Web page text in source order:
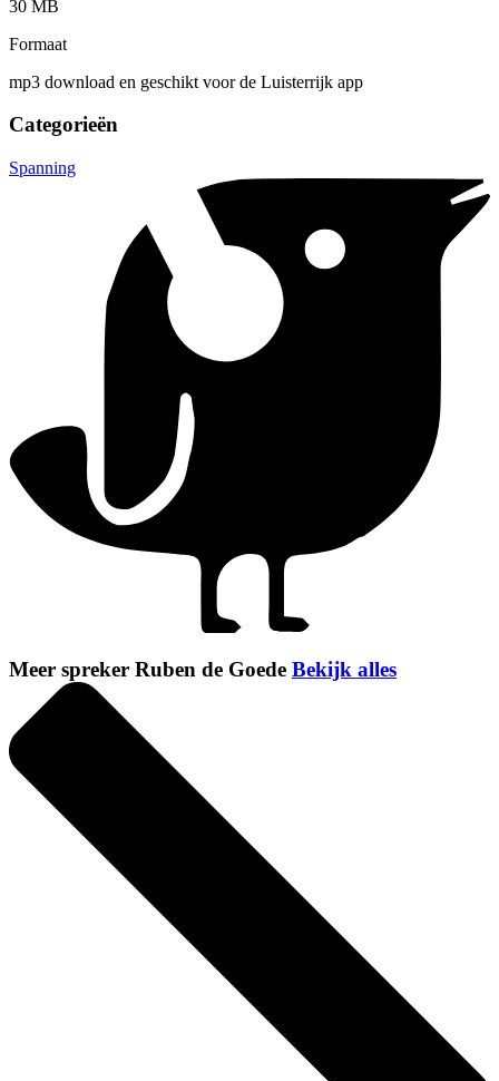
30 MB
Formaat
mp3 download en geschikt voor de Luisterrijk app
Categorieën
Spanning
Meer spreker Ruben de Goede Bekijk alles